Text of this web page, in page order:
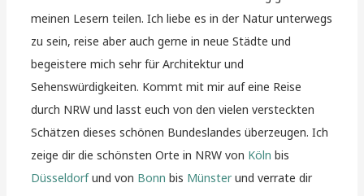
meinen Lesern teilen. Ich liebe es in der Natur unterwegs
zu sein, reise aber auch gerne in neue Städte und
begeistere mich sehr für Architektur und
Sehenswürdigkeiten. Kommt mit mir auf eine Reise
durch NRW und lasst euch von den vielen versteckten
Schätzen dieses schönen Bundeslandes überzeugen. Ich
zeige dir die schönsten Orte in NRW von Köln bis
Düsseldorfund von Bonn bis Münsterund verrate dir